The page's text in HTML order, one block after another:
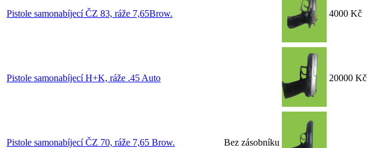
Pistole samonabíjecí ČZ 83, ráže 7,65Brow. 4000 Kč
Pistole samonabíjecí H+K, ráže .45 Auto 20000 Kč
Pistole samonabíjecí ČZ 70, ráže 7,65 Brow. Bez zásobníku